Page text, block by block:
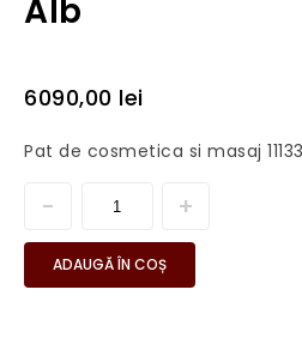
Alb
6090,00 lei
Pat de cosmetica si masaj
ADAUGĂ ÎN COȘ